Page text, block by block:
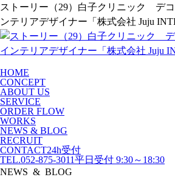
ストーリー（29）白子クリニック デ
ンテリアデザイナー「株式会社 Juju
HOME
CONCEPT
ABOUT US
SERVICE
ORDER FLOW
WORKS
NEWS & BLOG
RECRUIT
CONTACT24h受付
TEL.052-875-3011平日受付 9:30～18:30
NEWS & BLOG